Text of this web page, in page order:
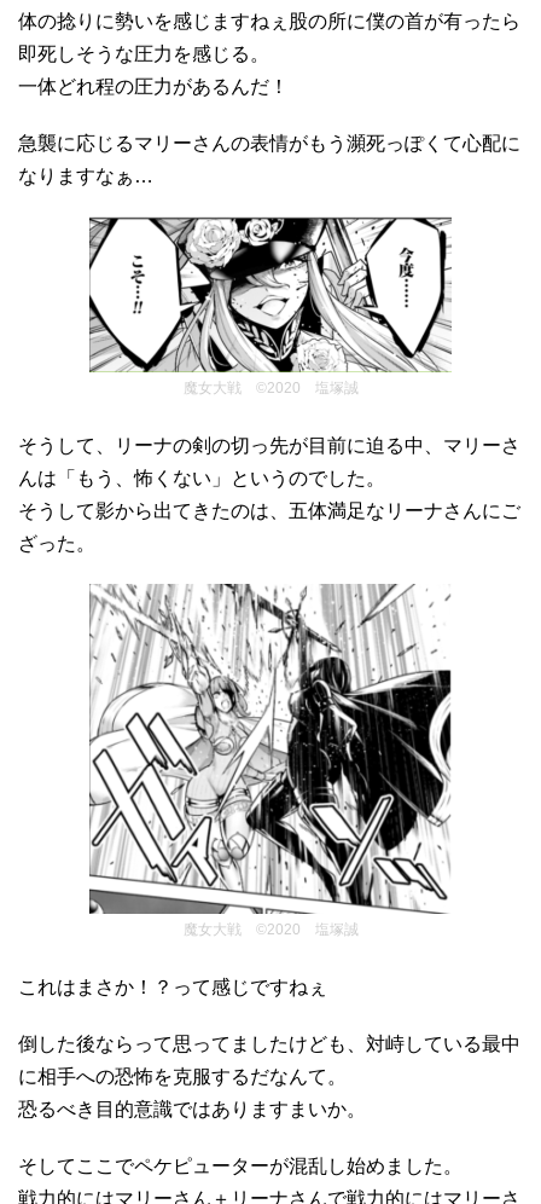
体の捻りに勢いを感じますねぇ股の所に僕の首が有ったら
即死しそうな圧力を感じる。
一体どれ程の圧力があるんだ！
急襲に応じるマリーさんの表情がもう瀕死っぽくて心配に
なりますなぁ…
魔女大戦 ©2020 塩塚誠
そうして、リーナの剣の切っ先が目前に迫る中、マリーさ
んは「もう、怖くない」というのでした。
そうして影から出てきたのは、五体満足なリーナさんにご
ざった。
魔女大戦 ©2020 塩塚誠
これはまさか！？って感じですねぇ
倒した後ならって思ってましたけども、対峙している最中
に相手への恐怖を克服するだなんて。
恐るべき目的意識ではありますまいか。
そしてここでペケピューターが混乱し始めました。
戦力的にはマリーさん＋リーナさんで戦力的にはマリーさ